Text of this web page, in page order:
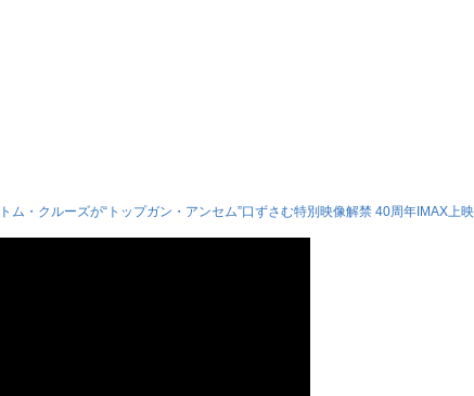
トム・クルーズが“トップガン・アンセム”口ずさむ特別映像解禁 40周年IMAX上